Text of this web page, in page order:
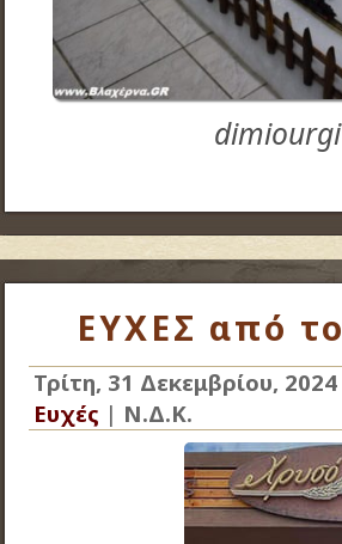
ΕΥΧΕΣ από
Τρίτη, 31 Δεκεμβρίου, 2024
Ευχές | Ν.Δ.Κ.